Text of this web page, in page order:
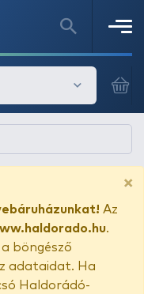
×
Az
.
böngésző
adataidat. Ha
Haldorádó-